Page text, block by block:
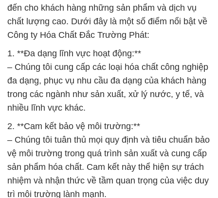
đến cho khách hàng những sản phẩm và dịch vụ
chất lượng cao. Dưới đây là một số điểm nổi bật về
Công ty Hóa Chất Đắc Trường Phát:
1. **Đa dạng lĩnh vực hoạt động:**
– Chúng tôi cung cấp các loại hóa chất công nghiệp
đa dạng, phục vụ nhu cầu đa dạng của khách hàng
trong các ngành như sản xuất, xử lý nước, y tế, và
nhiều lĩnh vực khác.
2. **Cam kết bảo vệ môi trường:**
– Chúng tôi tuân thủ mọi quy định và tiêu chuẩn bảo
vệ môi trường trong quá trình sản xuất và cung cấp
sản phẩm hóa chất. Cam kết này thể hiện sự trách
nhiệm và nhận thức về tầm quan trọng của việc duy
trì môi trường lành mạnh.